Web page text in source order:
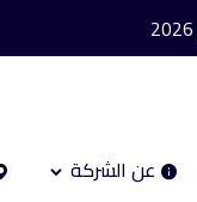
عن الشركة